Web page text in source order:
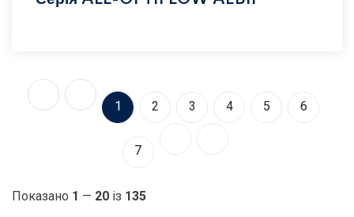
1 2 3 4 5 6
7
Показано 1 — 20 із 135